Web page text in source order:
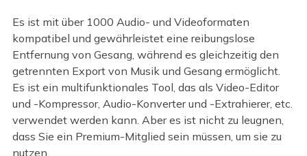
Es ist mit über 1000 Audio- und Videoformaten
kompatibel und gewährleistet eine reibungslose
Entfernung von Gesang, während es gleichzeitig den
getrennten Export von Musik und Gesang ermöglicht.
Es ist ein multifunktionales Tool, das als Video-Editor
und -Kompressor, Audio-Konverter und -Extrahierer, etc.
verwendet werden kann. Aber es ist nicht zu leugnen,
dass Sie ein Premium-Mitglied sein müssen, um sie zu
nutzen.